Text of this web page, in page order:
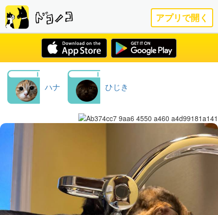
アプリで開く
ハナ ひじき